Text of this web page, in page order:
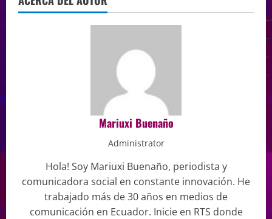
Mariuxi Buenaño
Administrator
Hola! Soy Mariuxi Buenaño, periodista y
comunicadora social en constante innovación. He
trabajado más de 30 años en medios de
comunicación en Ecuador. Inicie en RTS donde